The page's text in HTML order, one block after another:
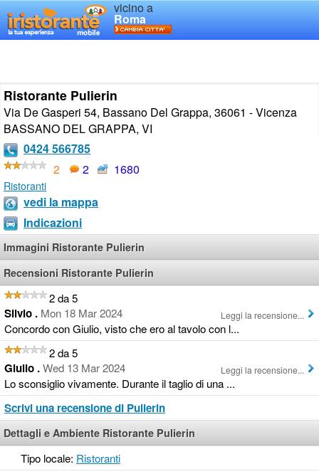
vicino a
Roma
Ristorante Pulierin
Via De Gasperi 54, Bassano Del Grappa, 36061 - Vicenza
BASSANO DEL GRAPPA, VI
0424 566785
2
2 1680
Ristoranti
vedi la mappa
Indicazioni
Immagini Ristorante Pulierin
Recensioni Ristorante Pulierin
2 da 5
Silvio . Mon 18 Mar 2024
Concordo con Giulio, visto che ero al tavolo con l...
Leggi la recensione...
2 da 5
Giulio .Wed 13 Mar 2024
Lo sconsiglio vivamente. Durante il taglio di una ...
Leggi la recensione...
Scrivi una recensione di Pulierin
Dettagli e Ambiente Ristorante Pulierin
Tipo locale: Ristoranti